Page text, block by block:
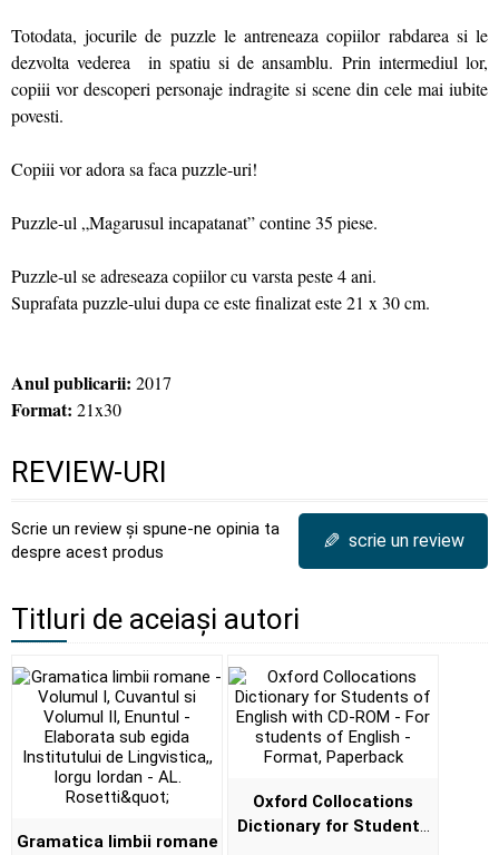
Totodata, jocurile de puzzle le antreneaza copiilor rabdarea si le
dezvolta vederea in spatiu si de ansamblu. Prin intermediul lor,
copiii vor descoperi personaje indragite si scene din cele mai iubite
povesti.
Copiii vor adora sa faca puzzle-uri!
Puzzle-ul „Magarusul incapatanat” contine 35 piese.
Puzzle-ul se adreseaza copiilor cu varsta peste 4 ani.
Suprafata puzzle-ului dupa ce este finalizat este 21 x 30 cm.
Anul publicarii: 2017
Format: 21x30
REVIEW-URI
Scrie un review și spune-ne opinia ta
despre acest produs
✎ scrie un review
Titluri de aceiași autori
Gramatica limbii romane
Oxford Collocations
Dictionary for Students